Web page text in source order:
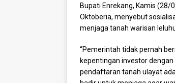
Bupati Enrekang, Kamis
Oktoberia, menyebut
menjaga tanah warisan
“Pemerintah tidak pernah
kepentingan investor
pendaftaran tanah ulayat